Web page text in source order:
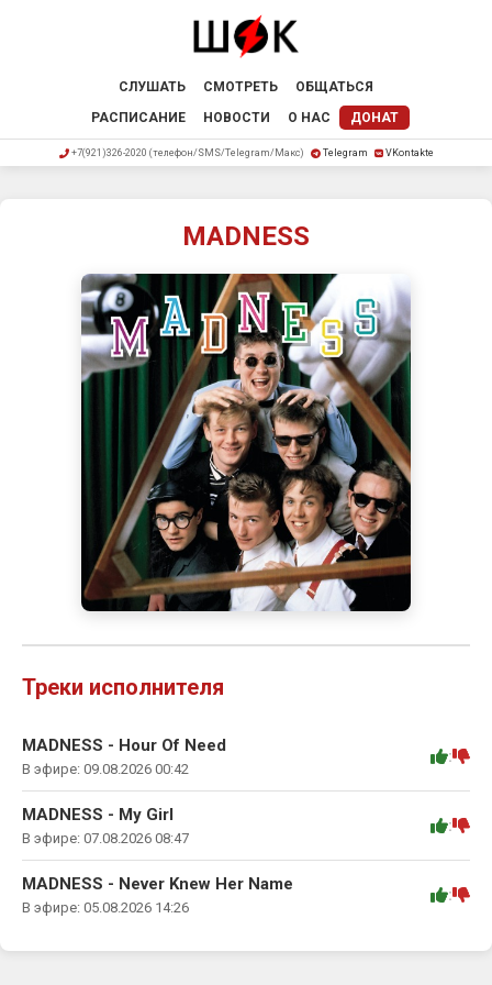
СЛУШАТЬ СМОТРЕТЬ
ОБЩАТЬСЯ
РАСПИСАНИЕ
НОВОСТИ О НАС ДОНАТ
+7(921)326-2020 (телефон/SMS/Telegram/Макс) Telegram VKontakte
MADNESS
Треки исполнителя
MADNESS - Hour Of Need
В эфире: 09.08.2026 00:42
:
MADNESS - My Girl
В эфире: 07.08.2026 08:47
:
MADNESS - Never Knew Her Name
В эфире: 05.08.2026 14:26
: